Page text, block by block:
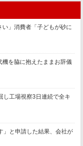
い」消費者「子どもが砂に
機を脇に抱えたままお辞儀
し工場視察3日連続で全キ
」と申請した結果、会社が